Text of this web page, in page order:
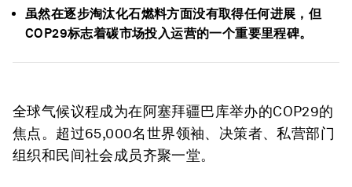
虽然在逐步淘汰化石燃料方面没有取得任何进展，但
COP29标志着碳市场投入运营的一个重要里程碑。
全球气候议程成为在阿塞拜疆巴库举办的COP29的
焦点。超过65,000名世界领袖、决策者、私营部门
组织和民间社会成员齐聚一堂。